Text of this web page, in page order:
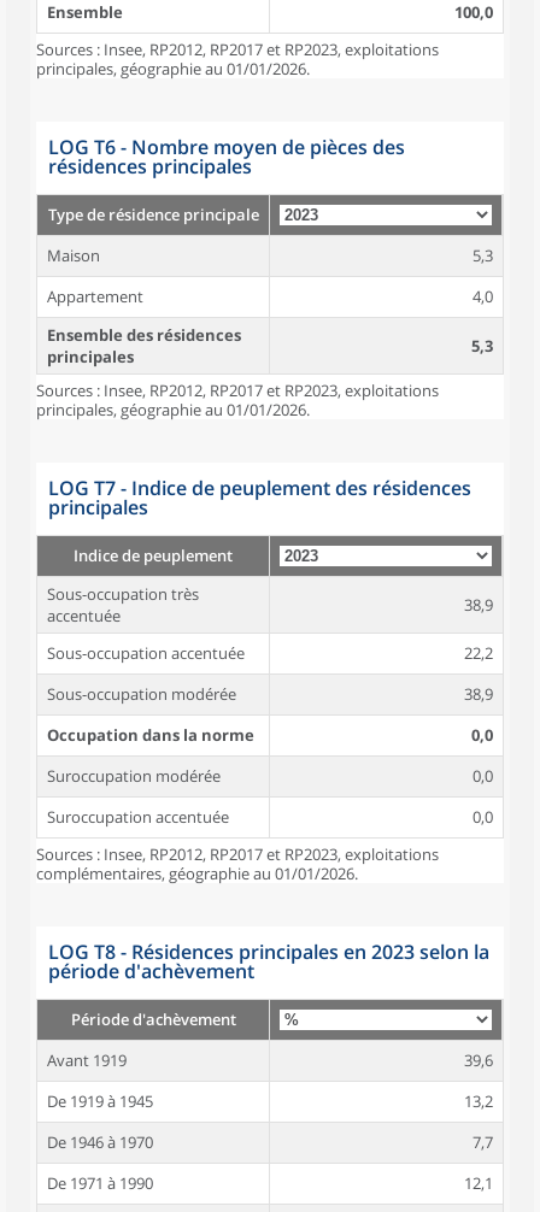
Ensemble
100,0
Sources : Insee, RP2012, RP2017 et RP2023, exploitations
principales, géographie au 01/01/2026.
LOG T6 - Nombre moyen de pièces des
résidences principales
Type de résidence principale
Maison
5,3
Appartement
4,0
Ensemble des résidences
principales
5,3
Sources : Insee, RP2012, RP2017 et RP2023, exploitations
principales, géographie au 01/01/2026.
LOG T7 - Indice de peuplement des résidences
principales
Indice de peuplement
Sous-occupation très
accentuée
38,9
Sous-occupation accentuée
22,2
Sous-occupation modérée
38,9
Occupation dans la norme
0,0
Suroccupation modérée
0,0
Suroccupation accentuée
0,0
Sources : Insee, RP2012, RP2017 et RP2023, exploitations
complémentaires, géographie au 01/01/2026.
LOG T8 - Résidences principales en 2023 selon la
période d'achèvement
Période d'achèvement
Avant 1919
39,6
De 1919 à 1945
13,2
De 1946 à 1970
7,7
De 1971 à 1990
12,1